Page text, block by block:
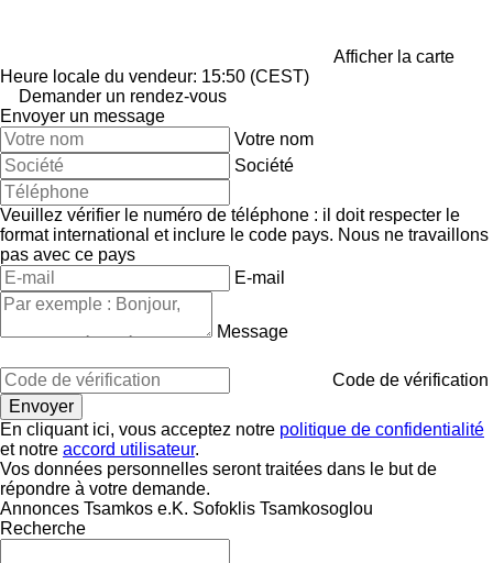
Afficher la carte
Heure locale du vendeur: 15:50 (CEST)
Demander un rendez-vous
Envoyer un message
Votre nom
Société
Veuillez vérifier le numéro de téléphone : il doit respecter le
format international et inclure le code pays. Nous ne travaillons
pas avec ce pays
E-mail
Message
Code de vérification
En cliquant ici, vous acceptez notre politique de confidentialité
et notre accord utilisateur.
Vos données personnelles seront traitées dans le but de
répondre à votre demande.
Annonces Tsamkos e.K. Sofoklis Tsamkosoglou
Recherche